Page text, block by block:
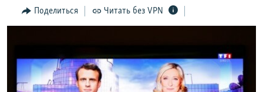
ВернутсяИНТЕРАКТИВ
ТЕЛЕПРОЕКТ КРЫМ.РЕАЛИИ
СОВЕТЫ ПРАВОЗАЩИТНИКОВ
РАДІО СВОБОДА
Українською
Qırımtatar
Поделиться Читать без VPN